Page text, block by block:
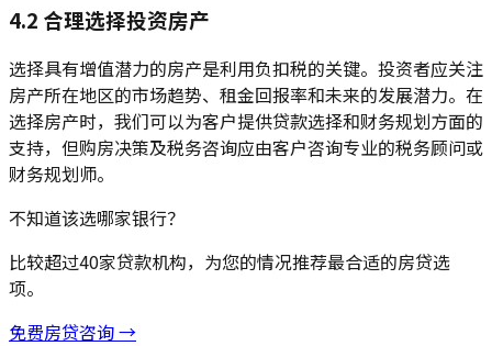
4.2 合理选择投资房产
选择具有增值潜力的房产是利用负扣税的关键。投资者应关注
房产所在地区的市场趋势、租金回报率和未来的发展潜力。在
选择房产时，我们可以为客户提供贷款选择和财务规划方面的
支持，但购房决策及税务咨询应由客户咨询专业的税务顾问或
财务规划师。
不知道该选哪家银行？
比较超过40家贷款机构，为您的情况推荐最合适的房贷选
项。
免费房贷咨询 →